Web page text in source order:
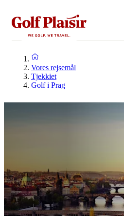
Vores rejsemål
Tjekkiet
Golf i Prag